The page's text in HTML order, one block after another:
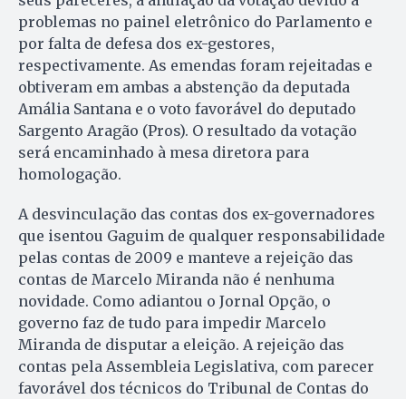
problemas no painel eletrônico do Parlamento e
por falta de defesa dos ex-gestores,
respectivamente. As emendas foram rejeitadas e
obtiveram em ambas a abstenção da deputada
Amália Santana e o voto favorável do deputado
Sargento Aragão (Pros). O resultado da votação
será encaminhado à mesa diretora para
homologação.
A desvinculação das contas dos ex-governadores
que isentou Gaguim de qualquer responsabilidade
pelas contas de 2009 e manteve a rejeição das
contas de Marcelo Miranda não é nenhuma
novidade. Como adiantou o Jornal Opção, o
governo faz de tudo para impedir Marcelo
Miranda de disputar a eleição. A rejeição das
contas pela Assembleia Legislativa, com parecer
favorável dos técnicos do Tribunal de Contas do